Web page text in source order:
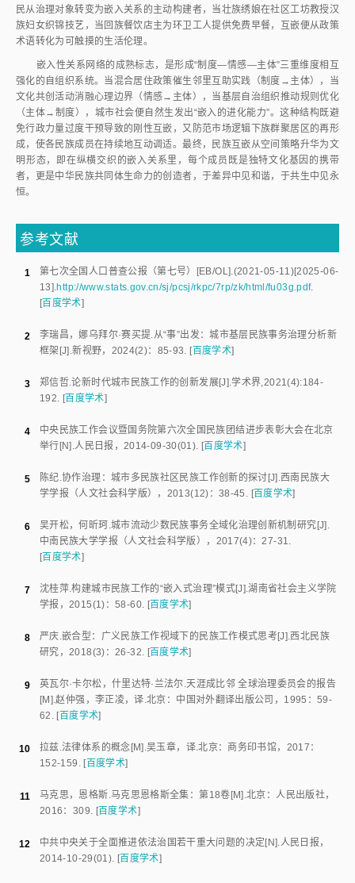
民从治理对象转变为嵌入关系的主动构建者，当壮族绣娘在社区工坊教授汉
族妇女织锦技艺，当回族餐饮店主为环卫工人提供免费早餐，互嵌便从政策
术语转化为可触摸的生活伦理。
嵌入性关系网络的成熟标志，是形成“制度—情感—主体”三重维度相互
强化的自组织系统。当混合居住政策催生邻里互助实践（制度→主体），当
文化共创活动消融心理边界（情感→主体），当基层自治组织推动规则优化
（主体→制度），城市社会便自然生发出“嵌入的进化能力”。这种结构既避
免行政力量过度干预导致的刚性互嵌，又防范市场逻辑下族群聚居区的再形
成，使各民族成员在持续地互动调适。最终，民族互嵌从空间策略升华为文
明形态，即在纵横交织的嵌入关系里，每个成员既是独特文化基因的携带
者，更是中华民族共同体生命力的创造者，于差异中见和谐，于共生中见永
恒。
参考文献
1 第七次全国人口普查公报（第七号） [EB/OL].(2021-05-11)[2025-06-
13].http://www.stats.gov.cn/sj/pcsj/rkpc/7rp/zk/html/fu03g.pdf.
[百度学术]
2 李瑞昌 ，娜乌拜尔·赛买提.从“事”出发：城市基层民族事务治理分析新
框架 [J].新视野， 2024(2)： 85-93. [百度学术]
3 郑信哲.论新时代城市民族工作的创新发展[J].学术界,2021(4):184-
192. [百度学术]
4
中央民族工作会议暨国务院第六次全国民族团结进步表彰大会在北京
举行 [N].人民日报 ，2014-09-30(01). [百度学术]
5 陈纪.协作治理：城市多民族社区民族工作创新的探讨 [J].西南民族大
学学报（人文社会科学版）
， 2013(12)： 38-45 . [百度学术]
6 吴开松，何昕珂 .城市流动少数民族事务全域化治理创新机制研究 [J].
中南民族大学学报（人文社会科学版）
， 2017(4)：27-31.
[百度学术]
7 沈桂萍.构建城市民族工作的“嵌入式治理”模式[J].湖南省社会主义学院
学报 ，2015(1)：58-60. [百度学术]
8 严庆.嵌合型：广义民族工作视域下的民族工作模式思考[J].西北民族
研究 ，2018(3)：26-32. [百度学术]
9 英瓦尔·卡尔松 ， 什里达特·兰法尔.天涯成比邻 全球治理委员会的报告
[M].赵仲强，李正凌，译.北京 ： 中国对外翻译出版公司 ， 1995 ： 59-
62 . [百度学术]
10 拉兹.法律体系的概念 [M].吴玉章，译.北京： 商务印书馆， 2017 ：
152-159 . [百度学术]
11 马克思， 恩格斯.马克思恩格斯全集：第18卷 [M].北京 ：人民出版社，
2016 ： 309. [百度学术]
12 中共中央关于全面推进依法治国若干重大问题的决定 [N].人民日报 ，
2014-10-29(01). [百度学术]